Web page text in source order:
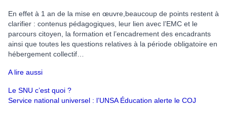
En effet à 1 an de la mise en œuvre,beaucoup de points restent à
clarifier : contenus pédagogiques, leur lien avec l’EMC et le
parcours citoyen, la formation et l’encadrement des encadrants
ainsi que toutes les questions relatives à la période obligatoire en
hébergement collectif…
A lire aussi
Le SNU c’est quoi ?
Service national universel : l’UNSA Éducation alerte le COJ